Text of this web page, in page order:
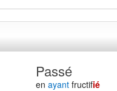
Passé
enayant fructifié